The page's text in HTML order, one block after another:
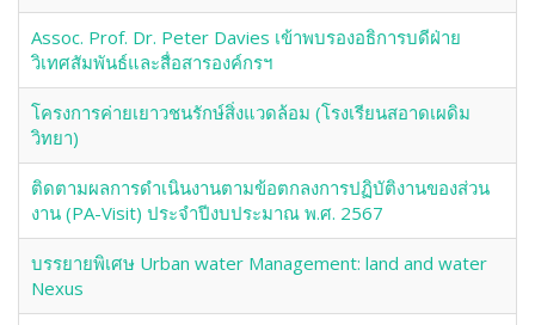
Assoc. Prof. Dr. Peter Davies เข้าพบรองอธิการบดีฝ่าย
วิเทศสัมพันธ์และสื่อสารองค์กรฯ
โครงการค่ายเยาวชนรักษ์สิ่งแวดล้อม (โรงเรียนสอาดเผดิม
วิทยา)
ติดตามผลการดำเนินงานตามข้อตกลงการปฏิบัติงานของส่วน
งาน (PA-Visit) ประจำปีงบประมาณ พ.ศ. 2567
บรรยายพิเศษ Urban water Management: land and water
Nexus